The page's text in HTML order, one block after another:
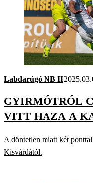
Labdarúgó NB II
GYIRMÓTRÓL
VITT HAZA A
A döntetlen miatt két
Kisvárdától.